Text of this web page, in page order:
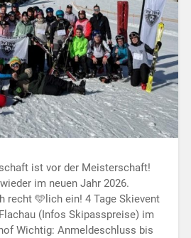
ist vor der Meisterschaft!
im neuen Jahr 2026.
recht 🩵lich ein! 4 Tage Skievent
(Infos Skipasspreise) im
Wichtig: Anmeldeschluss bis